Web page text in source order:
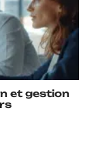
et gestion